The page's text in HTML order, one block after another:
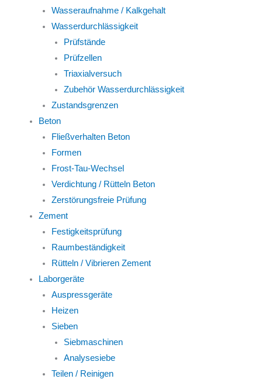
Wasseraufnahme / Kalkgehalt
Wasserdurchlässigkeit
Prüfstände
Prüfzellen
Triaxialversuch
Zubehör Wasserdurchlässigkeit
Zustandsgrenzen
Beton
Fließverhalten Beton
Formen
Frost-Tau-Wechsel
Verdichtung / Rütteln Beton
Zerstörungsfreie Prüfung
Zement
Festigkeitsprüfung
Raumbeständigkeit
Rütteln / Vibrieren Zement
Laborgeräte
Auspressgeräte
Heizen
Sieben
Siebmaschinen
Analysesiebe
Teilen / Reinigen